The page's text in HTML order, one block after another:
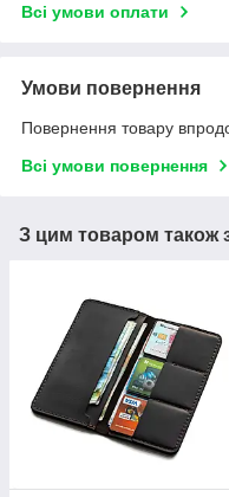
Всі умови оплати
Умови повернення
Повернення товару
Всі умови повернення
З цим товаром також